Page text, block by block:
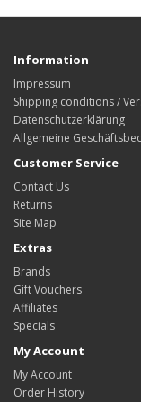
Information
Impressum
Shipping conditions /
Datenschutzerklärung
Allgemeine
Customer Service
Contact Us
Returns
Site Map
Extras
Brands
Gift Vouchers
Affiliates
Specials
My Account
My Account
Order History